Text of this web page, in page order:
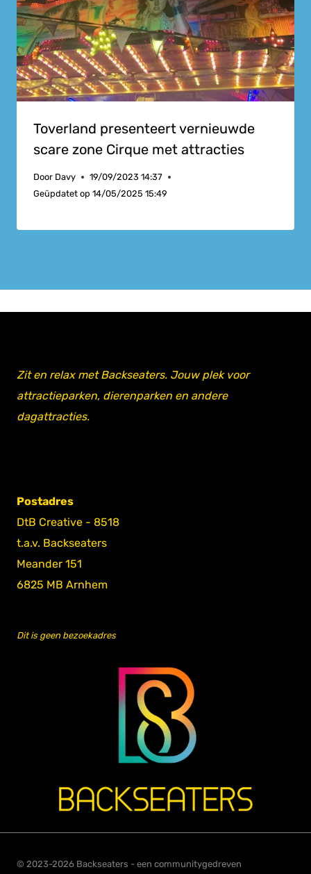
Toverland presenteert vernieuwde
scare zone Cirque met attracties
Door Davy
19/09/2023 14:37
Geüpdatet op 14/05/2025 15:49
Zit en relax met Backseaters. Jouw plek voor
attractieparken, dierenparken en andere
dagattracties.
Postadres
DtB Creative - 8518
t.a.v. Backseaters
Meander 151
6825 MB Arnhem
Dit is geen bezoekadres
© 2023-2026 Backseaters - een communitygedreven